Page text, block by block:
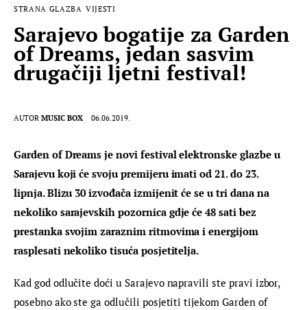
STRANA GLAZBA VIJESTI
Sarajevo bogatije za Garden
of Dreams, jedan sasvim
drugačiji ljetni festival!
AUTOR MUSIC BOX 06.06.2019.
Garden of Dreams je novi festival elektronske glazbe u
Sarajevu koji će svoju premijeru imati od 21. do 23.
lipnja. Blizu 30 izvođača izmijenit će se u tri dana na
nekoliko sarajevskih pozornica gdje će 48 sati bez
prestanka svojim zaraznim ritmovima i energijom
rasplesati nekoliko tisuća posjetitelja.
Kad god odlučite doći u Sarajevo napravili ste pravi izbor,
posebno ako ste ga odlučili posjetiti tijekom Garden of